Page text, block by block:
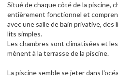
Situé de chaque côté de la piscine,
entièrement fonctionnel et
avec une salle de bain privative,
lits simples.
Les chambres sont climatisées et
mènent à la terrasse de la piscine.
La piscine semble se jeter dans